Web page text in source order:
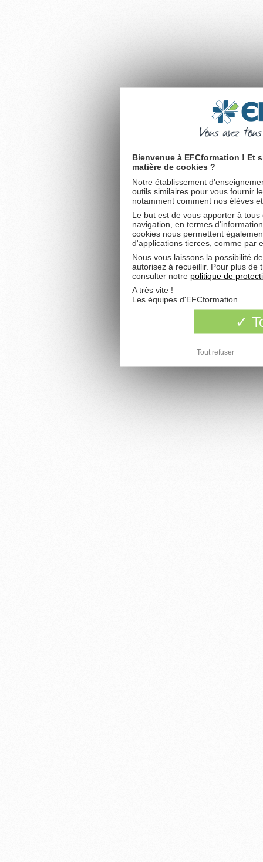
Bienvenue à EFCformation ! Et
matière de cookies ?
Notre établissement
outils similaires pour vous fournir
notamment comment nos élèves
Le but est de vous apporter à
navigation, en termes
cookies nous permettent
d'applications tierces, comme par
Nous vous laissons la possibilité
autorisez à recueillir. Pour plus de
consulter notre politique de
A très vite !
Les équipes d'EFCformation
Tout refuser